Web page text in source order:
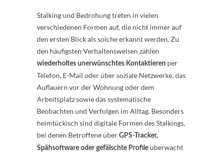
Stalking und Bedrohung treten in vielen
verschiedenen Formen auf, die nicht immer auf
den ersten Blick als solche erkannt werden. Zu
den häufigsten Verhaltensweisen zählen
wiederholtes unerwünschtes Kontaktieren per
Telefon, E-Mail oder über soziale Netzwerke, das
Auflauern vor der Wohnung oder dem
Arbeitsplatz sowie das systematische
Beobachten und Verfolgen im Alltag. Besonders
heimtückisch sind digitale Formen des Stalkings,
bei denen Betroffene über GPS-Tracker,
Spähsoftware oder gefälschte Profile überwacht